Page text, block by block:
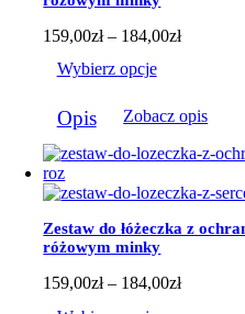
159,00zł – 184,00złZakres
do
Wybierz opcje
produkt
ma
wiele
wariantów.
Opcje
można
wybrać
na
stronie
Opis Zobacz opis
Zestaw do łóżeczka z
różowym minky
159,00zł – 184,00złZakres